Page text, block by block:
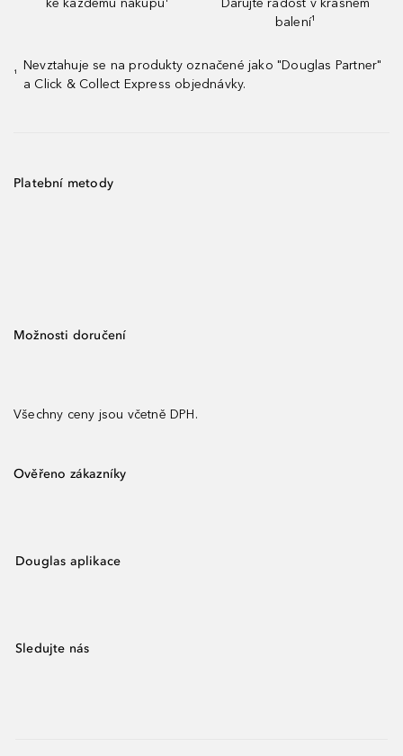
ke každému nákupu¹
Darujte radost v krásném
balení¹
¹
Nevztahuje se na produkty označené jako "Douglas Partner"
a Click & Collect Express objednávky.
Platební metody
Možnosti doručení
Všechny ceny jsou včetně DPH.
Ověřeno zákazníky
Douglas aplikace
Sledujte nás